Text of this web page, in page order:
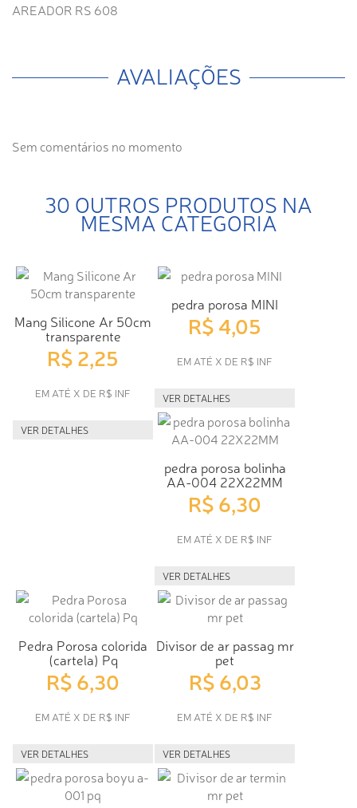
AREADOR RS 608
AVALIAÇÕES
Sem comentários no momento
30 OUTROS PRODUTOS NA
MESMA CATEGORIA
Mang Silicone Ar 50cm
transparente
R$ 2,25
EM ATÉ X DE R$ INF
VER DETALHES
pedra porosa MINI
R$ 4,05
EM ATÉ X DE R$ INF
VER DETALHES
pedra porosa bolinha
AA-004 22X22MM
R$ 6,30
EM ATÉ X DE R$ INF
VER DETALHES
Pedra Porosa colorida
(cartela) Pq
R$ 6,30
EM ATÉ X DE R$ INF
VER DETALHES
Divisor de ar passag mr
pet
R$ 6,03
EM ATÉ X DE R$ INF
VER DETALHES